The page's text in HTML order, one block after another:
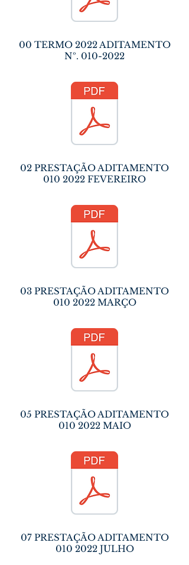
00 TERMO 2022 ADITAMENTO
Nº. 010-2022
02 PRESTAÇÃO ADITAMENTO
010 2022 FEVEREIRO
03 PRESTAÇÃO ADITAMENTO
010 2022MARÇO
05 PRESTAÇÃO ADITAMENTO
010 2022MAIO
07 PRESTAÇÃO ADITAMENTO
010 2022JULHO